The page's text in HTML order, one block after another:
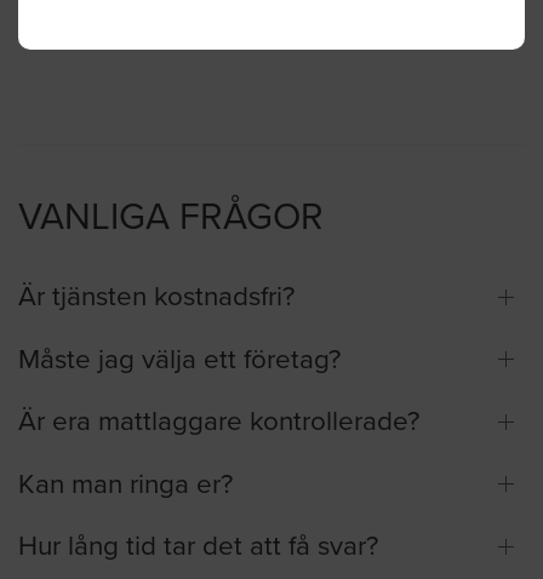
VANLIGA FRÅGOR
Är tjänsten kostnadsfri?
Måste jag välja ett företag?
Är era mattlaggare kontrollerade?
Kan man ringa er?
Hur lång tid tar det att få svar?